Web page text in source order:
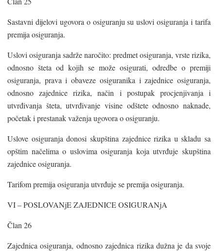
Sastavni dijelovi ugovora o osiguranju su uslovi osiguranja i tarifa
premija osiguranja.
Uslovi osiguranja sadrže naročito: predmet osiguranja, vrste rizika,
odnosno šteta od kojih se može osigurati, odredbe o premiji
osiguranja, prava i obaveze osiguranika i zajednice osiguranja,
odnosno zajednice rizika, način i postupak procjenjivanja i
utvrđivanja šteta, utvrđivanje visine odštete odnosno naknade,
početak i prestanak važenja ugovora o osiguranju.
Uslove osiguranja donosi skupština zajednice rizika u skladu sa
opštim načelima o uslovima osiguranja koja utvrđuje skupština
zajednice osiguranja.
Tarifom premija osiguranja utvrđuje se premija osiguranja.
VI – POSLOVANjE ZAJEDNICE OSIGURANjA
Član 26
Zajednica osiguranja, odnosno zajednica rizika dužna je da svoje